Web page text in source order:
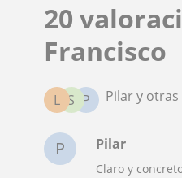
20
Francisco
P
S
L Pilar y
P Pilar
Claro y